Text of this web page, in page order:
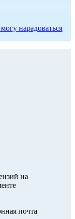
нарадоваться
на
почта